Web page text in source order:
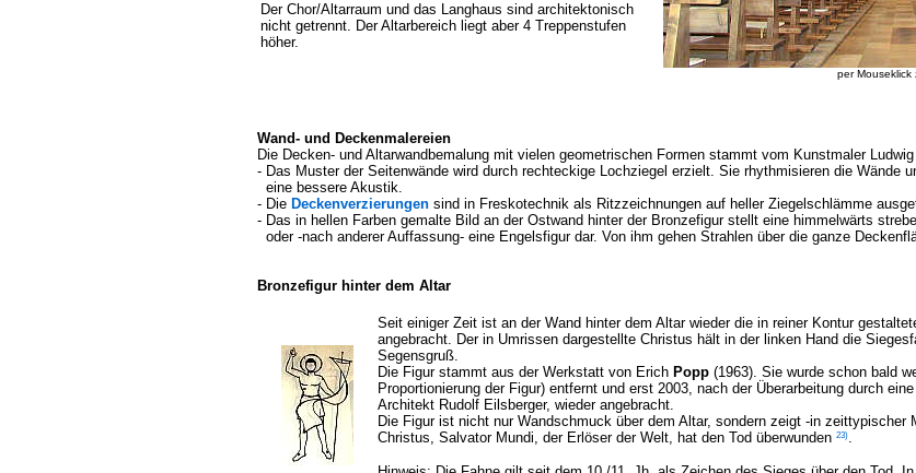
Der Chor/Altarraum und das Langhaus sind architektonisch
nicht getrennt. Der Altarbereich liegt aber 4 Treppenstufen
höher.
per
Wand- und Deckenmalereien
Die Decken- und Altarwandbemalung mit vielen geometrischen Formen stammt vom Kunstmaler Ludwig
- Das Muster der Seitenwände wird durch rechteckige Lochziegel erzielt. Sie rhythmisieren die Wände
eine bessere Akustik.
- Die Deckenverzierungen sind in Freskotechnik als Ritzzeichnungen auf heller Ziegelschlämme
- Das in hellen Farben gemalte Bild an der Ostwand hinter der Bronzefigur stellt eine himmelwärts
oder -nach anderer Auffassung- eine Engelsfigur dar. Von ihm gehen Strahlen über die ganze
Bronzefigur hinter dem Altar
Seit einiger Zeit ist an der Wand hinter dem Altar wieder die in reiner Kontur
angebracht. Der in Umrissen dargestellte Christus hält in der linken Hand die
Segensgruß.
Die Figur stammt aus der Werkstatt von Erich Popp (1963). Sie wurde schon bald
Proportionierung der Figur) entfernt und erst 2003, nach der Überarbeitung durch
Architekt Rudolf Eilsberger, wieder angebracht.
Die Figur ist nicht nur Wandschmuck über dem Altar, sondern zeigt -in zeittypischer
Christus, Salvator Mundi, der Erlöser der Welt, hat den Tod überwunden 23).